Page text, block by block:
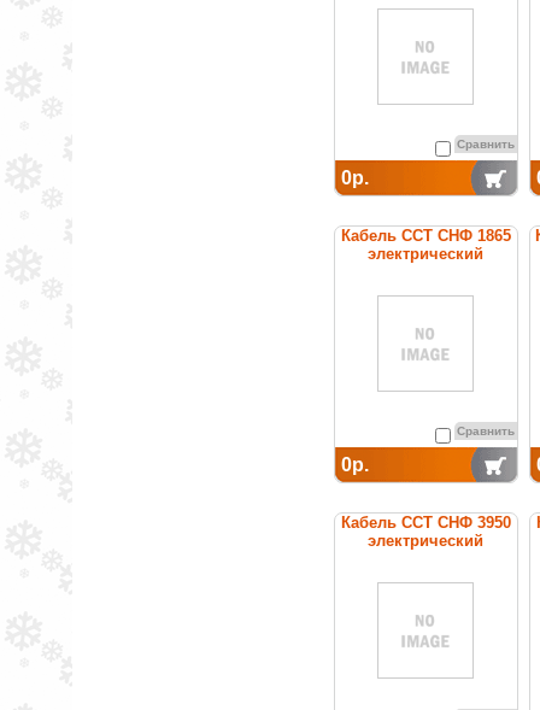
Сравнить
0р.
Кабель ССТ СНФ 1865
электрический
Сравнить
0р.
Кабель ССТ СНФ 3950
электрический